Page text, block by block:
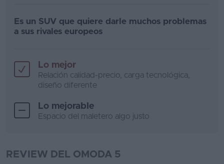
Es un SUV que quiere darle muchos problemas
a sus rivales europeos
Lo mejor
Relación calidad-precio, carga tecnológica,
diseño diferente
Lo mejorable
Espacio del maletero algo justo
REVIEW DEL OMODA 5